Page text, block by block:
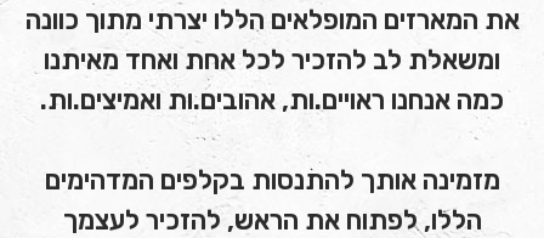
את המארזים המופלאים הללו יצרתי מתוך כוונה
ומשאלת לב להזכיר לכל אחת ואחד מאיתנו
כמה אנחנו ראויים.ות, אהובים.ות ואמיצים.ות.
מזמינה אותך להתנסות בקלפים המדהימים
הללו, לפתוח את הראש, להזכיר לעצמך